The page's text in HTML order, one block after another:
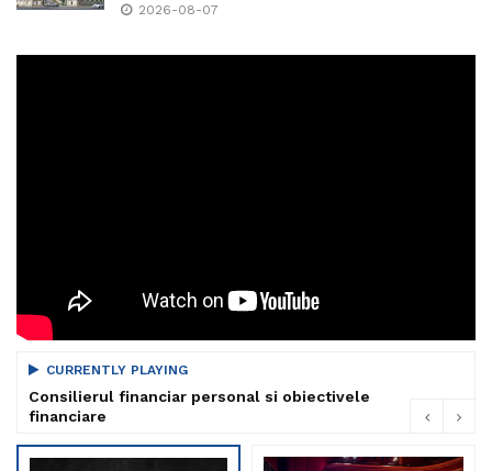
2026-08-07
CURRENTLY PLAYING
Consilierul financiar personal si obiectivele
financiare